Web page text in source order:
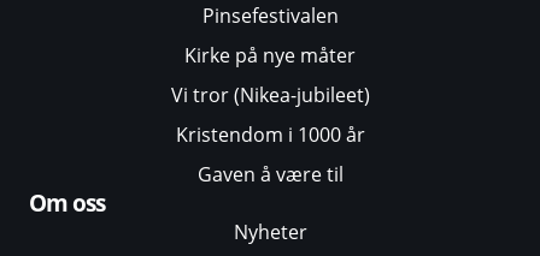
Pinsefestivalen
Kirke på nye måter
Vi tror (Nikea-jubileet)
Kristendom i 1000 år
Gaven å være til
Om oss
Nyheter